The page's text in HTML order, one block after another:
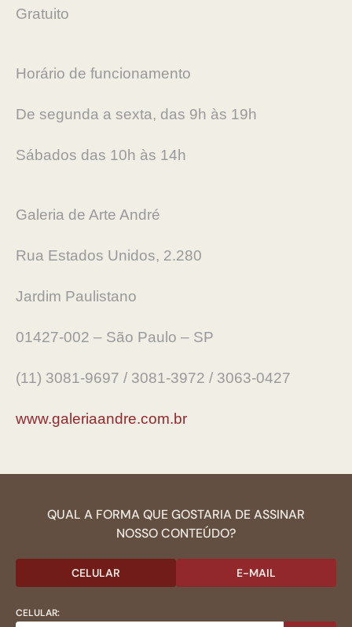
Gratuito
Horário de funcionamento
De segunda a sexta, das 9h às 19h
Sábados das 10h às 14h
Galeria de Arte André
Rua Estados Unidos, 2.280
Jardim Paulistano
01427-002 – São Paulo – SP
(11) 3081-9697 / 3081-3972 / 3063-0427
www.galeriaandre.com.br
QUAL A FORMA QUE GOSTARIA DE ASSINAR
NOSSO CONTEÚDO?
CELULAR E-MAIL
CELULAR: